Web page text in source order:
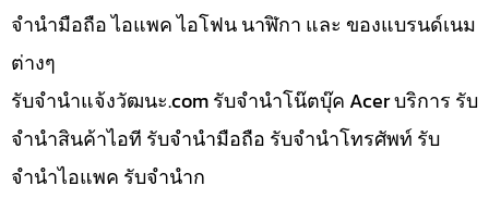
จำนำมือถือ ไอแพค ไอโฟน นาฬิกา และ ของแบรนด์เนม
ต่างๆ
รับจํานําแจ้งวัฒนะ.com รับจำนำโน๊ตบุ๊ค Acer บริการ รับ
จำนำสินค้าไอที รับจำนำมือถือ รับจำนำโทรศัพท์ รับ
จำนำไอแพค รับจำนำก